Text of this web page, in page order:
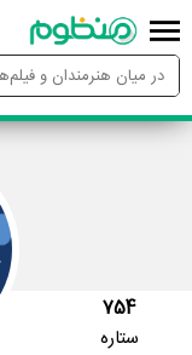
754
ستاره